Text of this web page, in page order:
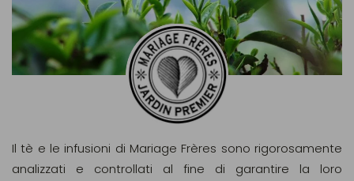
Il tè e le infusioni di Mariage Frères sono rigorosamente
analizzati e controllati al fine di garantire la loro